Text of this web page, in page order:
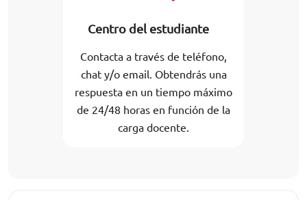
Centro del estudiante
Contacta a través de teléfono,
chat y/o email. Obtendrás una
respuesta en un tiempo máximo
de 24/48 horas en función de la
carga docente.